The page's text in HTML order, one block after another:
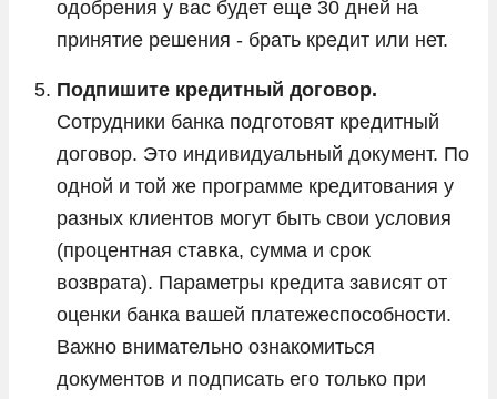
одобрения у вас будет еще 30 дней на
принятие решения - брать кредит или нет.
Подпишите кредитный договор.
Сотрудники банка подготовят кредитный
договор. Это индивидуальный документ. По
одной и той же программе кредитования у
разных клиентов могут быть свои условия
(процентная ставка, сумма и срок
возврата). Параметры кредита зависят от
оценки банка вашей платежеспособности.
Важно внимательно ознакомиться
документов и подписать его только при